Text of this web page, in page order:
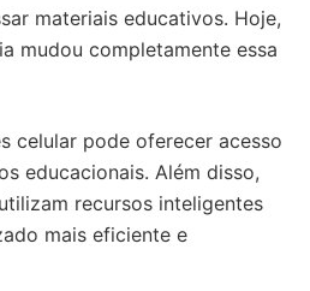
materiais educativos. Hoje,
mudou completamente essa
celular pode oferecer acesso
educacionais. Além disso,
recursos inteligentes
mais eficiente e